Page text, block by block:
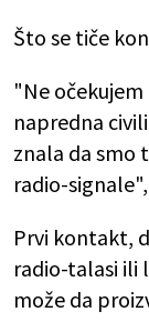
Što se tiče
"Ne
napredna
znala da smo
radio-
Prvi kontakt,
radio-talasi ili
može da